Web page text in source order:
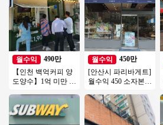
월수익
490만
【인천 백억커피 양
도양수】1억 미만 소
문점창업
월수익
450만
[안산시 파리바게트]
월수익 450 소자본으
게트 창업기회!